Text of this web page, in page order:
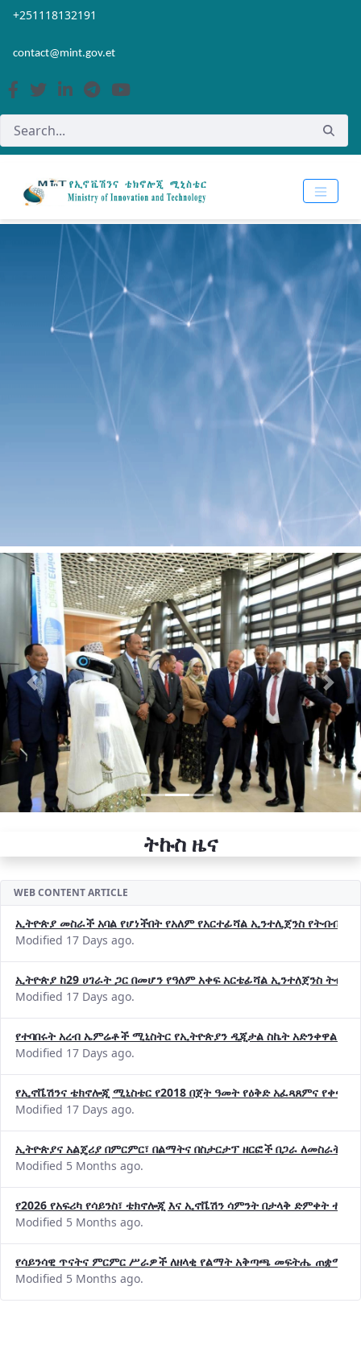
Skip to Main Content
Open Accessibility Menu
+251118132191
contact@mint.gov.et
Previous Next
ትኩስ ዜና
WEB CONTENT ARTICLE
ኢትዮጵያ መስራች አባል የሆነችበት የአለም የአርተፊሻል ኢንተሊጀንስ የትብብር
Modified 17 Days ago.
ኢትዮጵያ ከ29 ሀገራት ጋር በመሆን የዓለም አቀፍ አርቴፊሻል ኢንተለጀንስ
Modified 17 Days ago.
የተባበሩት አረብ ኤምሬቶች ሚኒስትር የኢትዮጵያን ዲጂታል ስኬት አድንቀዋል
Modified 17 Days ago.
የኢኖቬሽንና ቴክኖሎጂ ሚኒስቴር የ2018 በጀት ዓመት የዕቅድ አፈጻጸምና
Modified 17 Days ago.
ኢትዮጵያና አልጄሪያ በምርምር፣ በልማትና በስታርታፕ ዘርፎች በጋራ ለመስራት
Modified 5 Months ago.
የ2026 የአፍሪካ የሳይንስ፣ ቴክኖሎጂ እና ኢኖቬሽን ሳምንት በታላቅ ድምቀት
Modified 5 Months ago.
የሳይንሳዊ ጥናትና ምርምር ሥራዎች ለዘላቂ የልማት አቅጣጫ መፍትሔ ጠቋሚ
Modified 5 Months ago.